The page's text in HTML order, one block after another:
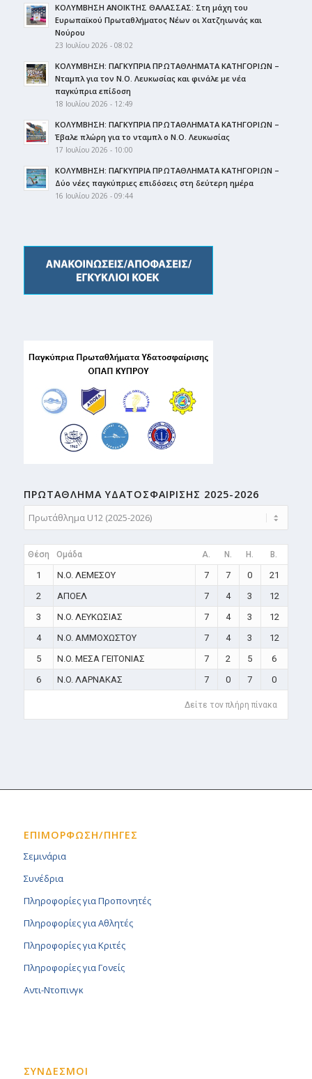
ΚΟΛΥΜΒΗΣΗ ΑΝΟΙΚΤΗΣ ΘΑΛΑΣΣΑΣ: Στη μάχη του
Ευρωπαϊκού Πρωταθλήματος Νέων οι Χατζηιωνάς και
Νούρου
23 Ιουλίου 2026 - 08:02
ΚΟΛΥΜΒΗΣΗ: ΠΑΓΚΥΠΡΙΑ ΠΡΩΤΑΘΛΗΜΑΤΑ ΚΑΤΗΓΟΡΙΩΝ –
Νταμπλ για τον Ν.Ο. Λευκωσίας και φινάλε με νέα
παγκύπρια επίδοση
18 Ιουλίου 2026 - 12:49
ΚΟΛΥΜΒΗΣΗ: ΠΑΓΚΥΠΡΙΑ ΠΡΩΤΑΘΛΗΜΑΤΑ ΚΑΤΗΓΟΡΙΩΝ –
Έβαλε πλώρη για το νταμπλ ο Ν.Ο. Λευκωσίας
17 Ιουλίου 2026 - 10:00
ΚΟΛΥΜΒΗΣΗ: ΠΑΓΚΥΠΡΙΑ ΠΡΩΤΑΘΛΗΜΑΤΑ ΚΑΤΗΓΟΡΙΩΝ –
Δύο νέες παγκύπριες επιδόσεις στη δεύτερη ημέρα
16 Ιουλίου 2026 - 09:44
ΠΡΩΤΑΘΛΗMA ΥΔΑΤΟΣΦΑΙΡΙΣΗΣ 2025-2026
Θέση Ομάδα A. N. H. B.
1 N.O. ΛΕΜΕΣΟΥ 7 7 0
21
2
ΑΠΟΕΛ 7 4 3
12
3
N.O. ΛΕΥΚΩΣΙΑΣ 7 4 3
12
4
N.O. ΑΜΜΟΧΩΣΤΟΥ 7 4 3
12
5
N.O. ΜΕΣΑ ΓΕΙΤΟΝΙΑΣ 7 2 5
6
6
N.O. ΛΑΡΝΑΚΑΣ 7 0 7 0
Δείτε τον πλήρη πίνακα
ΕΠΙΜΟΡΦΩΣΗ/ΠΗΓΕΣ
Σεμινάρια
Συνέδρια
Πληροφορίες για Προπονητές
Πληροφορίες για Αθλητές
Πληροφορίες για Κριτές
Πληροφορίες για Γονείς
Αντι-Ντοπινγκ
ΣΥΝΔΕΣΜΟΙ